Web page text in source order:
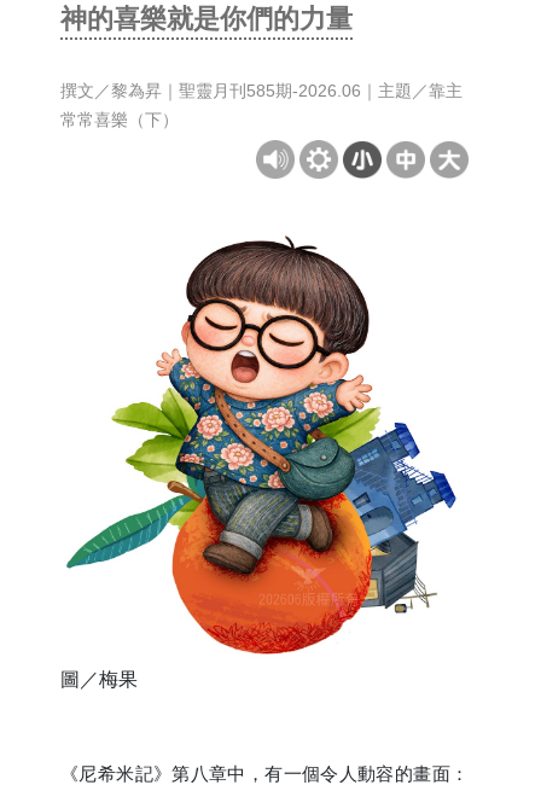
神的喜樂就是你們的力量
撰文／黎為昇｜聖靈月刊585期-2026.06｜主題／靠主
常常喜樂（下）
圖／梅果
《尼希米記》第八章中，有一個令人動容的畫面：